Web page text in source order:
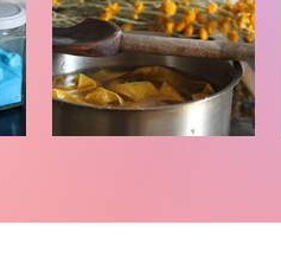
teinture